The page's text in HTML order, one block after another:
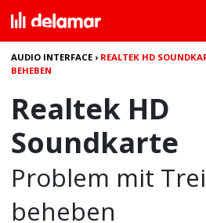
AUDIO INTERFACE › REALTEK HD
BEHEBEN
Realtek HD
Soundkarte
Problem mit
beheben